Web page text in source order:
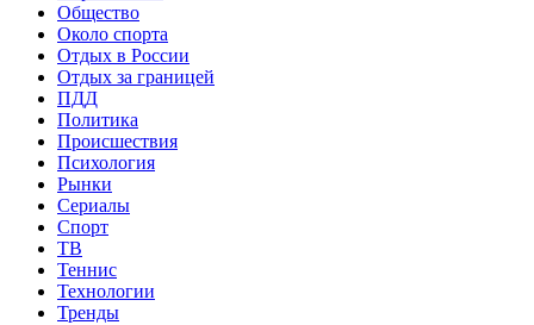
Общество
Около спорта
Отдых в России
Отдых за границей
ПДД
Политика
Происшествия
Психология
Рынки
Сериалы
Спорт
ТВ
Теннис
Технологии
Тренды